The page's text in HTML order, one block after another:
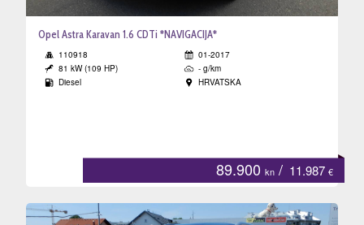
Opel Astra Karavan 1.6 CDTi *NAVIGACIJA*
110918
01-2017
81 kW (109 HP)
- g/km
Diesel
HRVATSKA
89.900 kn / 11.987 €